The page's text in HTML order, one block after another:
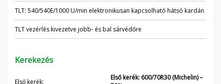
TLT: 540/540E/1000 U/min elektronikusan kapcsolható hátsó kardán
TLT vezérlés kivezetve jobb- és bal sárvédőre
Kerekezés
Első kerék:
Első kerék: 600/70R30 (Michelin) –